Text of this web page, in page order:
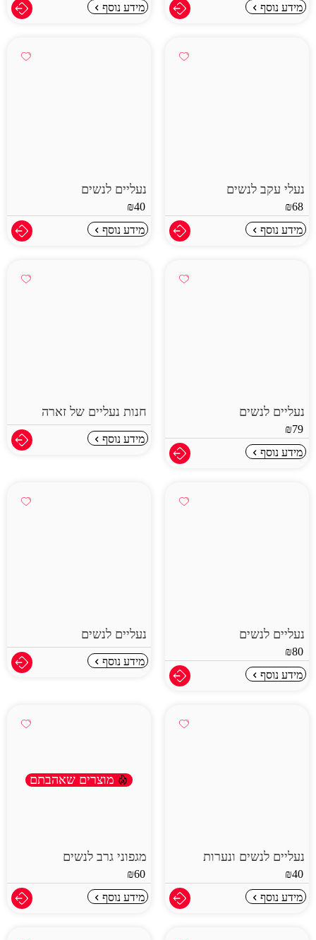
מידע נוסף מידע נוסף
נעלי עקב לנשים
₪68
מידע נוסף
נעליים לנשים
₪40
מידע נוסף
נעליים לנשים
₪79
מידע נוסף
חנות נעליים של זארה
מידע נוסף
נעליים לנשים
₪80
מידע נוסף
נעליים לנשים
מידע נוסף
נעליים לנשים ונערות
₪40
מידע נוסף
מגפוני גרב לנשים
₪60
מידע נוסף
מוצרים שאהבתם